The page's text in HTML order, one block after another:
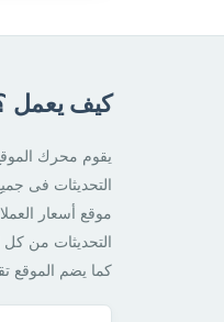
كيف يعمل
يقوم محرك
التحديثات فى
موقع أسعار
التحديثات من كل
كما يضم الموقع